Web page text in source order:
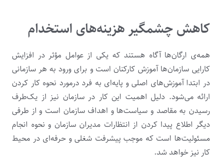
کاهش چشمگیر هزینه‌های استخدام
همه‌ی ارگان‌ها آگاه هستند که یکی از عوامل مؤثر در افزایش
کارایی سازمان‌ها آموزش کارکنان است و برای ورود به هر سازمانی
در ابتدا آموزش‌های اصلی و پایه‌ای به فرد درمورد نحوه کار کردن
ارائه می‌شود. دلیل اهمیت این کار در سازمان نیز از یک‌طرف
رسیدن به مقاصد و سیاست‌ها و اهداف سازمان است و از طرفی
دیگر اطلاع پیدا کردن از انتظارات مدیران سازمان و نحوه انجام
مسئولیت‌ها است که موجب پیشرفت شغلی و حرفه‌ای در محیط
کار نیز خواهد شد.